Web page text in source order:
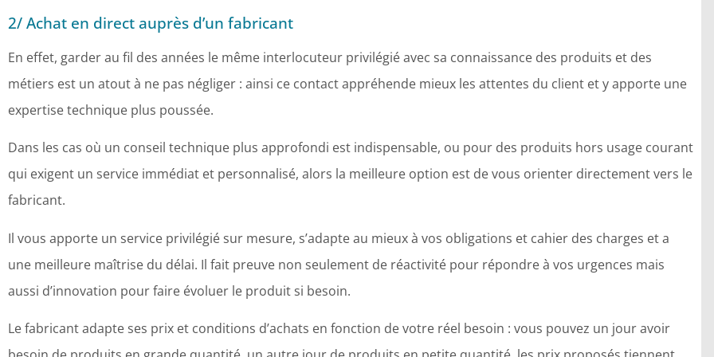
2/ Achat en direct auprès d’un fabricant
En effet, garder au fil des années le même interlocuteur privilégié avec sa connaissance des produits et des
métiers est un atout à ne pas négliger : ainsi ce contact appréhende mieux les attentes du client et y apporte une
expertise technique plus poussée.
Dans les cas où un conseil technique plus approfondi est indispensable, ou pour des produits hors usage courant
qui exigent un service immédiat et personnalisé, alors la meilleure option est de vous orienter directement vers le
fabricant.
Il vous apporte un service privilégié sur mesure, s’adapte au mieux à vos obligations et cahier des charges et a
une meilleure maîtrise du délai. Il fait preuve non seulement de réactivité pour répondre à vos urgences mais
aussi d’innovation pour faire évoluer le produit si besoin.
Le fabricant adapte ses prix et conditions d’achats en fonction de votre réel besoin : vous pouvez un jour avoir